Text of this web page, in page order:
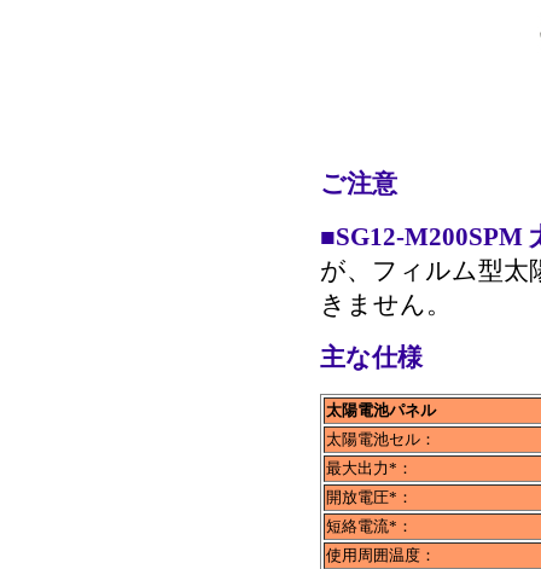
ご注意
■SG12-M200SPM
が、フィルム型太
きません。
主な仕様
太陽電池パネル
太陽電池セル：
最大出力*：
開放電圧*：
短絡電流*：
使用周囲温度：